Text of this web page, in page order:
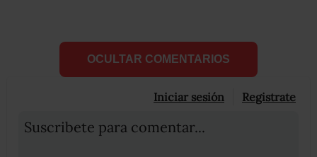
OCULTAR COMENTARIOS
Iniciar sesión Registrate
Suscribete para comentar...